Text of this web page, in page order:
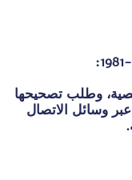
وطلب تصحيحها
وسائل الاتصال